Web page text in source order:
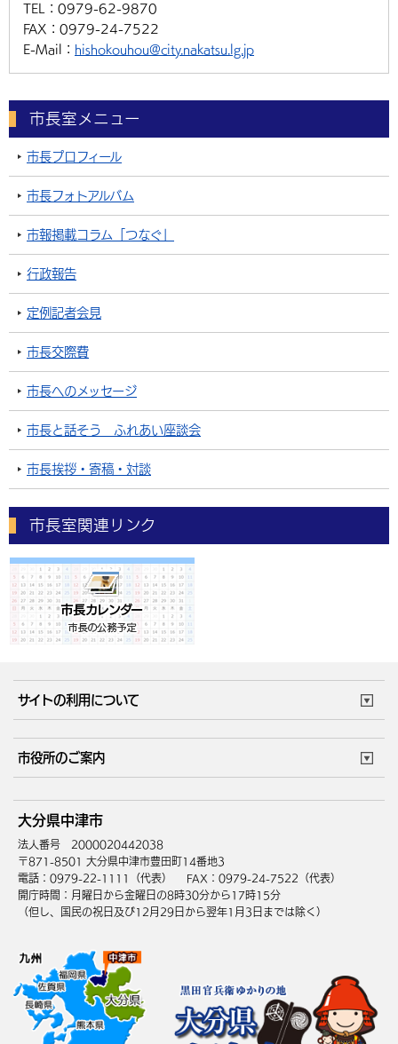
TEL： 0979-62-9870
FAX： 0979-24-7522
E-Mail： hishokouhou@city.nakatsu.lg.jp
市長室メニュー
市長プロフィール
市長フォトアルバム
市報掲載コラム「つなぐ」
行政報告
定例記者会見
市長交際費
市長へのメッセージ
市長と話そう ふれあい座談会
市長挨拶・寄稿・対談
市長室関連リンク
サイトの利用について
サイトマップ
市役所のご案内
庁舎地図 組織案内
中津市へのアクセス
大分県中津市
法人番号 2000020442038
〒871-8501 大分県中津市豊田町14番地3
電話：0979-22-1111（代表）
FAX：0979-24-7522（代表）
開庁時間：月曜日から金曜日の8時30分から17時15分
（但し、国民の祝日及び12月29日から翌年1月3日までは除く）